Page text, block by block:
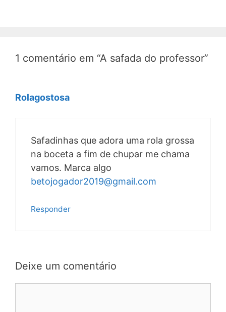
1 comentário em “A safada do professor”
Rolagostosa
Safadinhas que adora uma rola grossa
na boceta a fim de chupar me chama
vamos. Marca algo
betojogador2019@gmail.com
Responder
Deixe um comentário